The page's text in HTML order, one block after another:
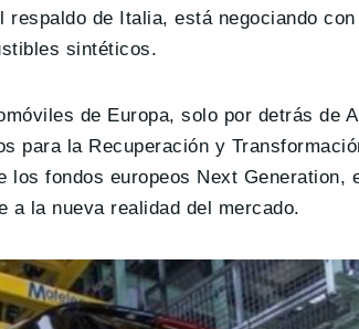
respaldo de Italia, está negociando
sintéticos.
de Europa, solo por detrás de
para la Recuperación y
los fondos europeos Next Generation,
a la nueva realidad del mercado.